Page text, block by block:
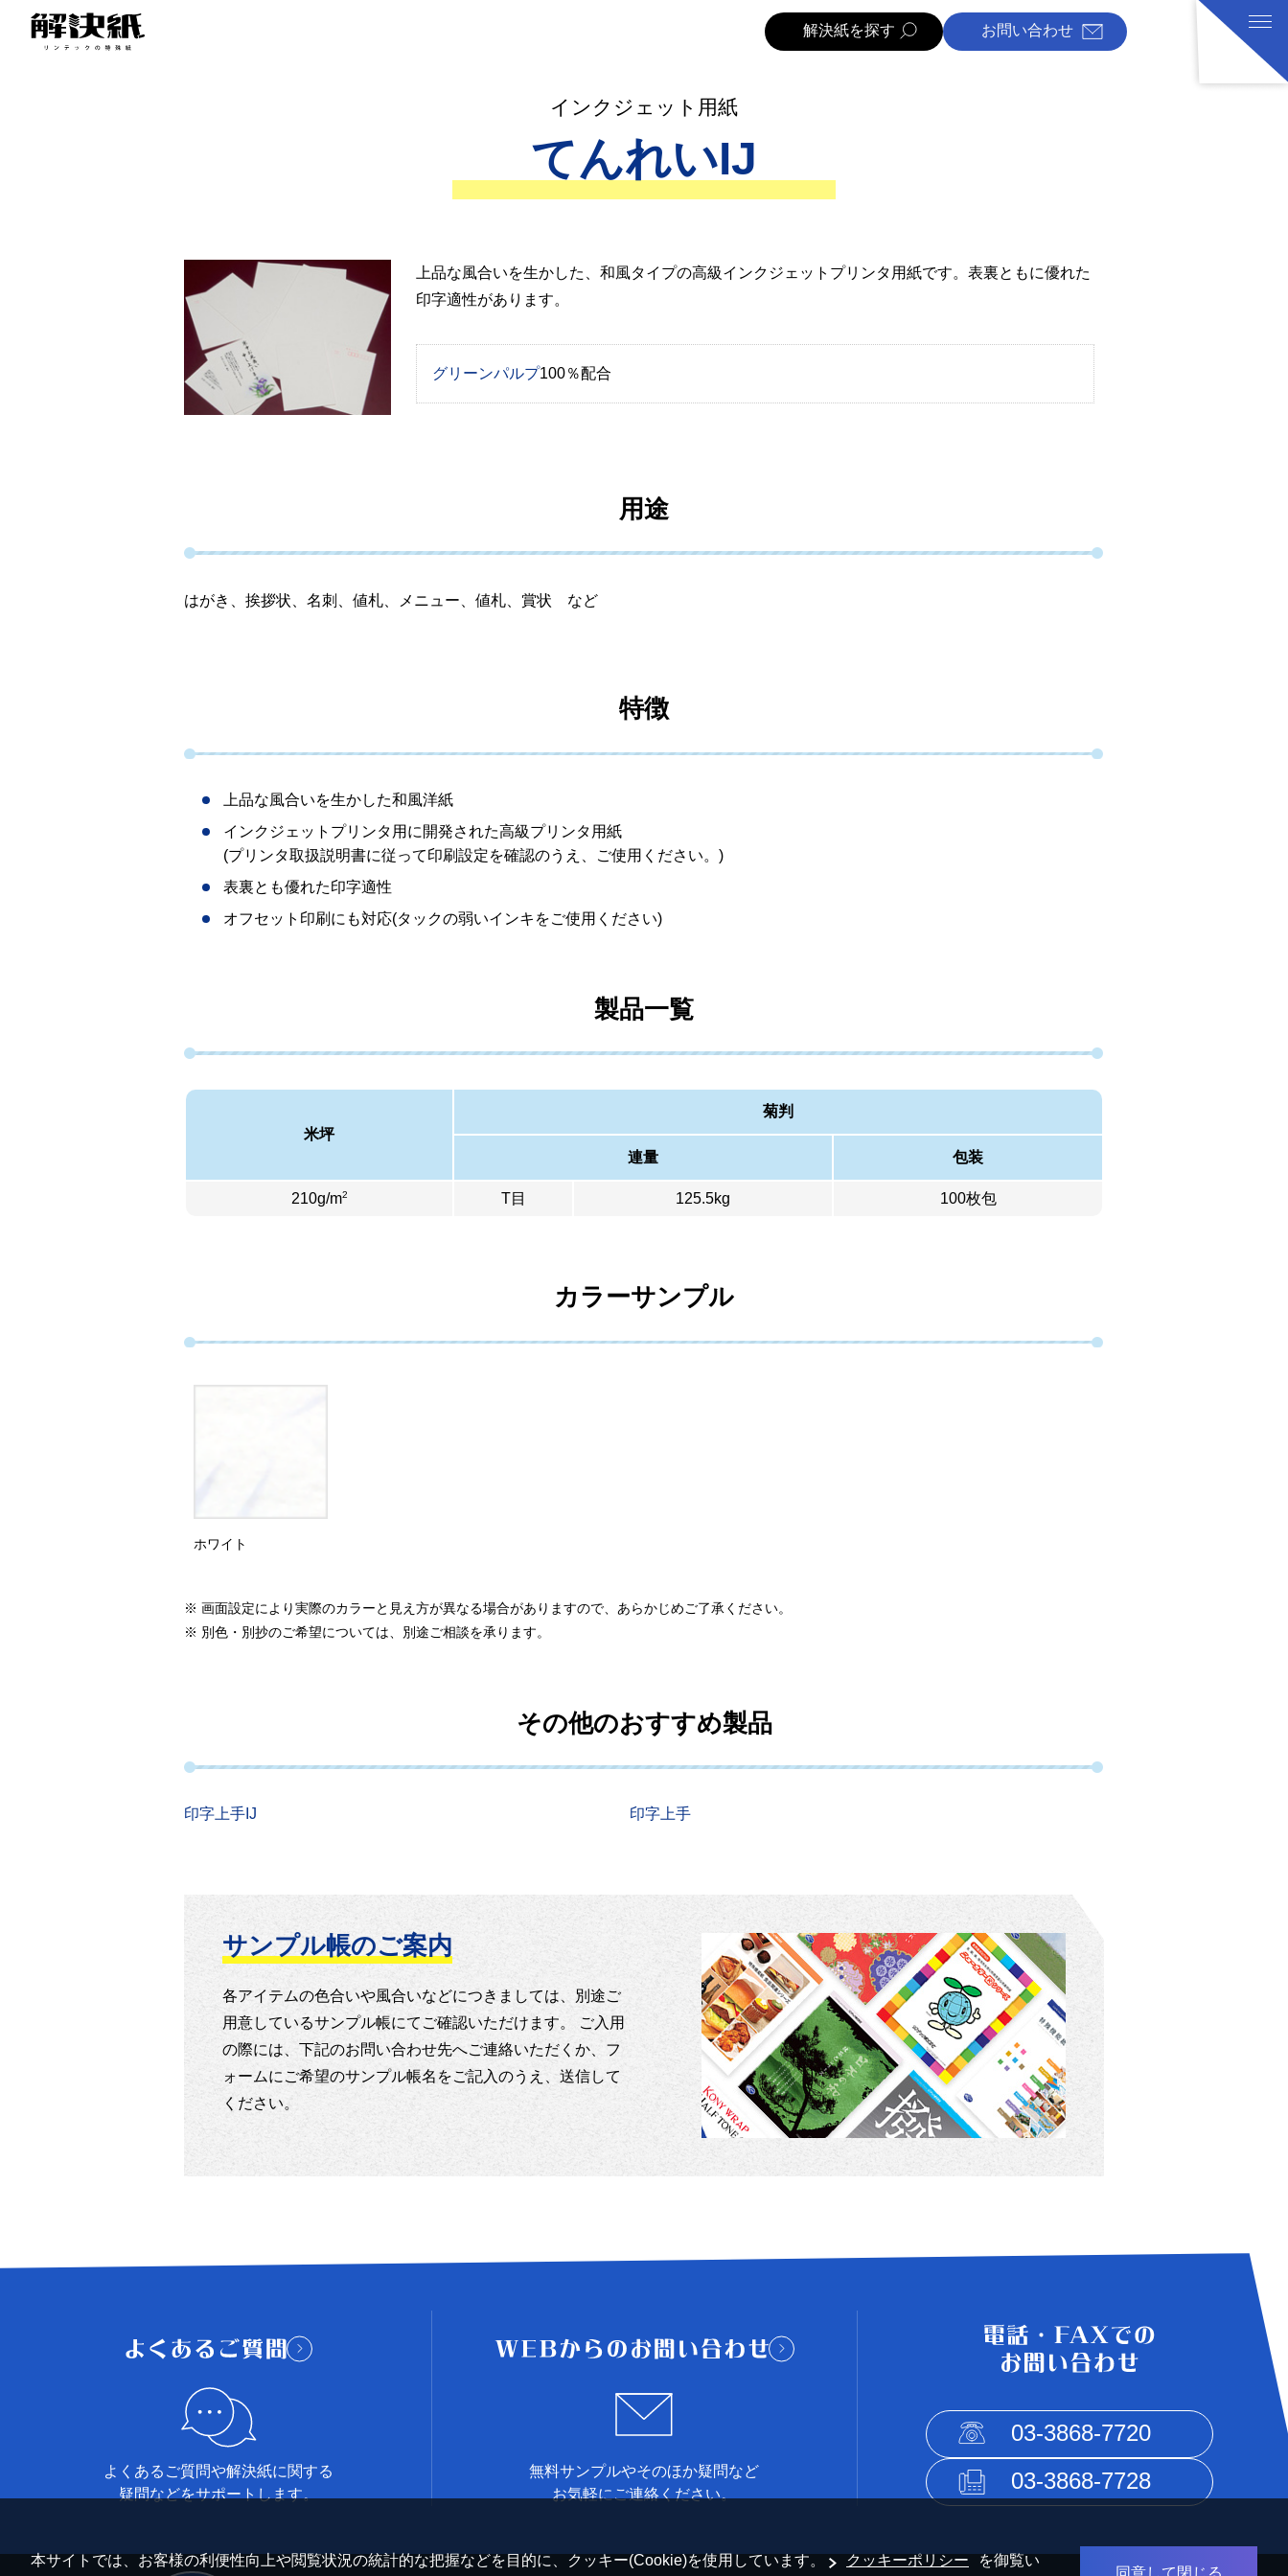
解決紙を探す お問い合わせ
インクジェット用紙
てんれいIJ
上品な風合いを生かした、和風タイプの高級インクジェットプリンタ用紙です。表裏ともに優れた
印字適性があります。
グリーンパルプ100％配合
用途
はがき、挨拶状、名刺、値札、メニュー、値札、賞状 など
特徴
上品な風合いを生かした和風洋紙
インクジェットプリンタ用に開発された高級プリンタ用紙
(プリンタ取扱説明書に従って印刷設定を確認のうえ、ご使用ください。)
表裏とも優れた印字適性
オフセット印刷にも対応(タックの弱いインキをご使用ください)
製品一覧
米坪
菊判
連量 包装
210g/m2 T目 125.5kg 100枚包
カラーサンプル
ホワイト
※ 画面設定により実際のカラーと見え方が異なる場合がありますので、あらかじめご了承ください。
※ 別色・別抄のご希望については、別途ご相談を承ります。
その他のおすすめ製品
印字上手IJ 印字上手
サンプル帳のご案内
各アイテムの色合いや風合いなどにつきましては、別途ご
用意しているサンプル帳にてご確認いただけます。 ご入用
の際には、下記のお問い合わせ先へご連絡いただくか、フ
ォームにご希望のサンプル帳名をご記入のうえ、送信して
ください。
よくあるご質問や解決紙に関する
疑問などをサポートします。
無料サンプルやそのほか疑問など
お気軽にご連絡ください。
03-3868-7720
03-3868-7728
本サイトでは、お客様の利便性向上や閲覧状況の統計的な把握などを目的に、クッキー(Cookie)を使用しています。 クッキーポリシー を御覧い
同意して閉じる